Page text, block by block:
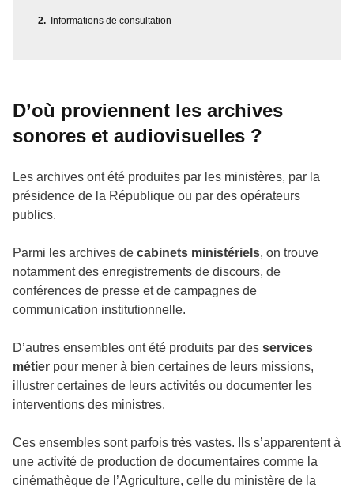
Informations de consultation
D’où proviennent les archives
sonores et audiovisuelles ?
Les archives ont été produites par les ministères, par la
présidence de la République ou par des opérateurs
publics.
Parmi les archives de cabinets ministériels, on trouve
notamment des enregistrements de discours, de
conférences de presse et de campagnes de
communication institutionnelle.
D’autres ensembles ont été produits par des services
métier pour mener à bien certaines de leurs missions,
illustrer certaines de leurs activités ou documenter les
interventions des ministres.
Ces ensembles sont parfois très vastes. Ils s’apparentent à
une activité de production de documentaires comme la
cinémathèque de l’Agriculture, celle du ministère de la